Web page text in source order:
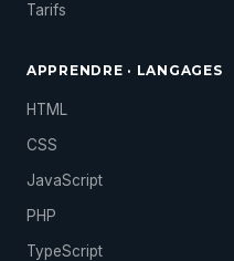
Tarifs
APPRENDRE · LANGAGES
HTML
CSS
JavaScript
PHP
TypeScript